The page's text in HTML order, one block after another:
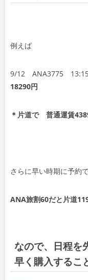
例えば
9/12 ANA3775 13:15
18290円
＊片道で 普通運賃
さらに早い時期に予約
ANA旅割60だと片道
なので、日程を
早く購入するこ